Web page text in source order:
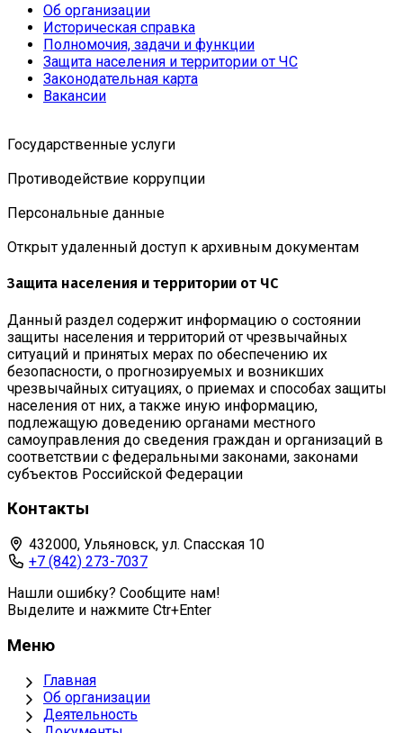
Об организации
Историческая справка
Полномочия, задачи и функции
Защита населения и территории от ЧС
Законодательная карта
Вакансии
Государственные услуги
Противодействие коррупции
Персональные данные
Открыт удаленный доступ к архивным документам
Защита населения и территории от ЧС
Данный раздел содержит информацию о состоянии
защиты населения и территорий от чрезвычайных
ситуаций и принятых мерах по обеспечению их
безопасности, о прогнозируемых и возникших
чрезвычайных ситуациях, о приемах и способах защиты
населения от них, а также иную информацию,
подлежащую доведению органами местного
самоуправления до сведения граждан и организаций в
соответствии с федеральными законами, законами
субъектов Российской Федерации
Контакты
432000, Ульяновск, ул. Спасская 10
+7 (842) 273-7037
Нашли ошибку? Сообщите нам!
Выделите и нажмите Ctr+Enter
Меню
Главная
Об организации
Деятельность